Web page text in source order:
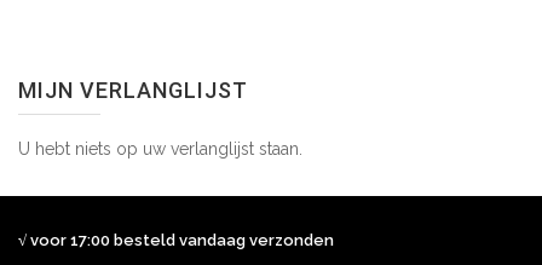
MIJN VERLANGLIJST
U hebt niets op uw verlanglijst staan.
√ voor 17:00 besteld vandaag verzonden